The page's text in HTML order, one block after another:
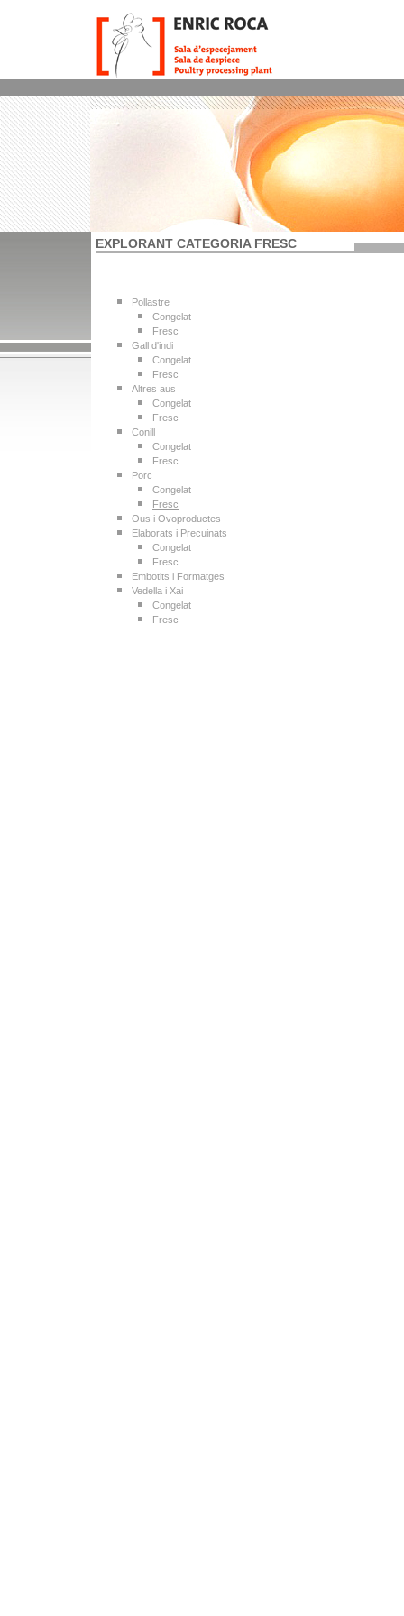
EXPLORANT CATEGORIA FRESC
Pollastre
Congelat
Fresc
Gall d'indi
Congelat
Fresc
Altres aus
Congelat
Fresc
Conill
Congelat
Fresc
Porc
Congelat
Fresc
Ous i Ovoproductes
Elaborats i Precuinats
Congelat
Fresc
Embotits i Formatges
Vedella i Xai
Congelat
Fresc